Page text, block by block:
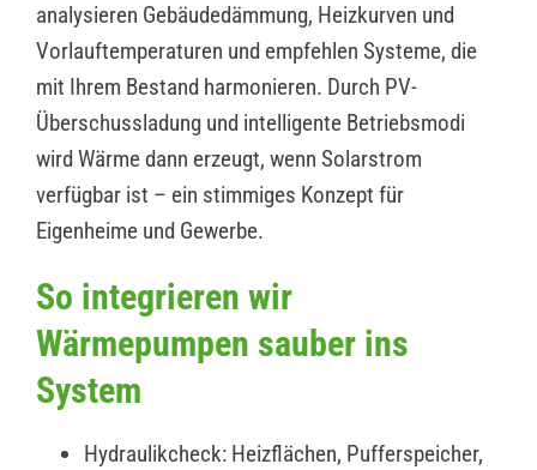
analysieren Gebäudedämmung, Heizkurven und
Vorlauftemperaturen und empfehlen Systeme, die
mit Ihrem Bestand harmonieren. Durch PV-
Überschussladung und intelligente Betriebsmodi
wird Wärme dann erzeugt, wenn Solarstrom
verfügbar ist – ein stimmiges Konzept für
Eigenheime und Gewerbe.
So integrieren wir
Wärmepumpen sauber ins
System
Hydraulikcheck: Heizflächen, Pufferspeicher,